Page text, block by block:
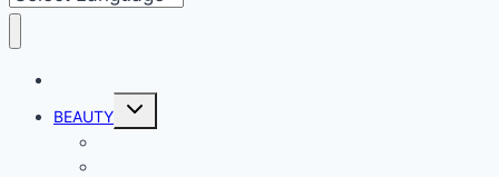
BEAUTY
Toggle